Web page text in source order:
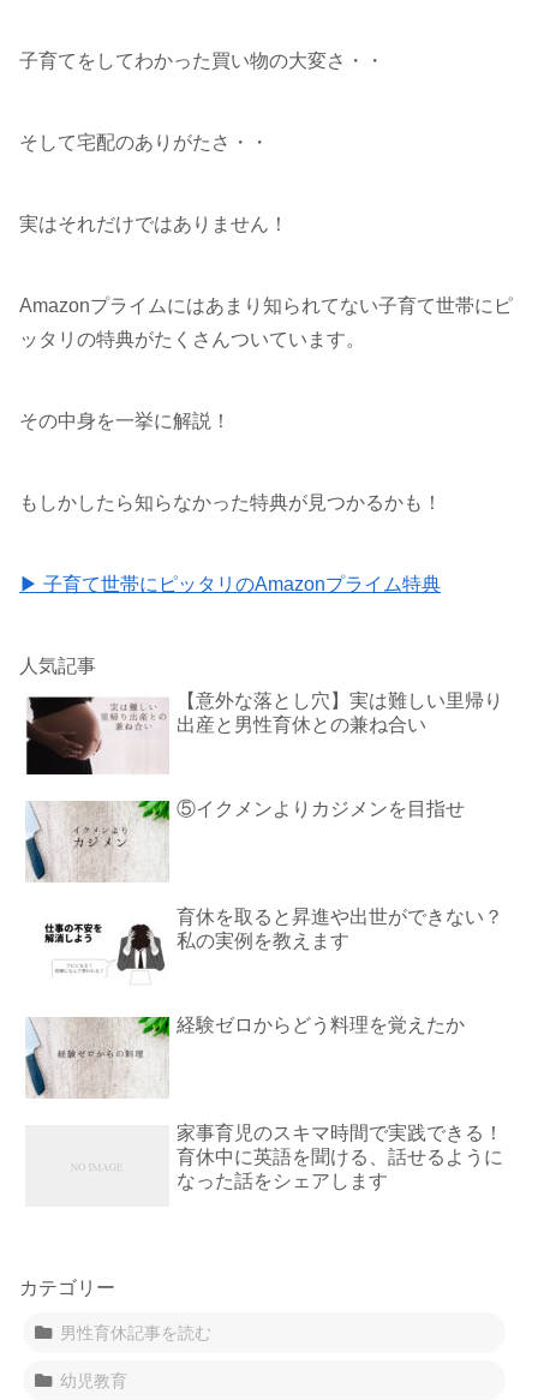
子育てをしてわかった買い物の大変さ・・
そして宅配のありがたさ・・
実はそれだけではありません！
Amazonプライムにはあまり知られてない子育て世帯にピ
ッタリの特典がたくさんついています。
その中身を一挙に解説！
もしかしたら知らなかった特典が見つかるかも！
▶ 子育て世帯にピッタリのAmazonプライム特典
人気記事
【意外な落とし穴】実は難しい里帰り
出産と男性育休との兼ね合い
⑤イクメンよりカジメンを目指せ
育休を取ると昇進や出世ができない？
私の実例を教えます
経験ゼロからどう料理を覚えたか
家事育児のスキマ時間で実践できる！
育休中に英語を聞ける、話せるように
なった話をシェアします
カテゴリー
男性育休記事を読む
幼児教育